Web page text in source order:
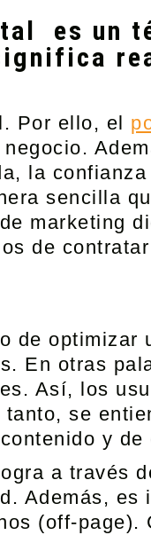
es un
Por ello, el
la
sencilla
marketing
de
de optimizar
En otras
Así, los
se
y de
a través
Además, es
(off-page).